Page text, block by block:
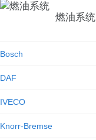
燃油系统
Bosch
DAF
IVECO
Knorr-Bremse